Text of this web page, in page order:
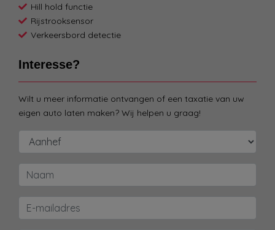
Hill hold functie
Rijstrooksensor
Verkeersbord detectie
Interesse?
Wilt u meer informatie ontvangen of een taxatie van uw
eigen auto laten maken? Wij helpen u graag!